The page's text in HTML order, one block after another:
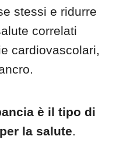
stessi e ridurre
correlati
cardiovascolari,
è il tipo di
la salute.